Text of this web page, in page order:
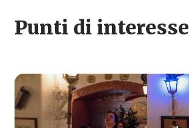
Punti di interesse